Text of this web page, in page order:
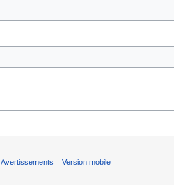
Avertissements Version mobile